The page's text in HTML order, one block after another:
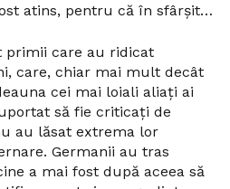
atins, pentru că în sfârșit…
primii care au ridicat
care, chiar mai mult decât
cei mai loiali aliați ai
să fie criticați de
au lăsat extrema lor
Germanii au tras
a mai fost după aceea să